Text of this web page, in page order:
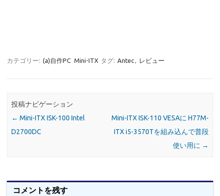
カテゴリー: (a)自作PC Mini-ITX タグ: Antec, レビュー
投稿ナビゲーション
← Mini-ITX ISK-100 Intel
D2700DC
Mini-ITX ISK-110 VESAに H77M-
ITX i5-3570Tを組み込んで普段
使い用に →
コメントを残す